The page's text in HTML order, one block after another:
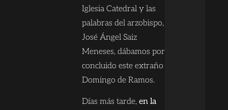
Iglesia Catedral y las
palabras del arzobispo,
José Ángel Saiz
Meneses, dábamos por
concluido este extraño
Domingo de Ramos.
Días más tarde, en la